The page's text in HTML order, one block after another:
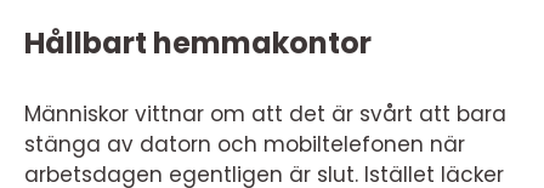
Hållbart hemmakontor
Människor vittnar om att det är svårt att bara
stänga av datorn och mobiltelefonen när
arbetsdagen egentligen är slut. Istället läcker